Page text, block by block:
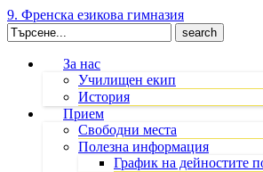
9. Френска езикова гимназия
Search
for:
За нас
Училищен екип
История
Прием
Свободни места
Полезна информация
График на дейностите